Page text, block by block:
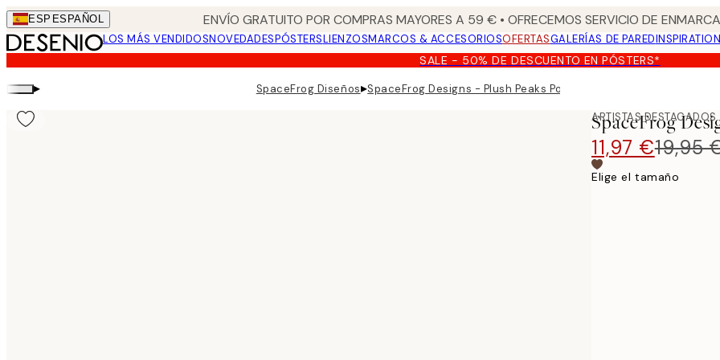
Skip
to
main
content.
ESP ESPAÑOL ENVÍO GRATUITO POR COMPRAS MAYORES A 59 € • OFRECEMOS SERVICIO DE
LOS MÁS VENDIDOSNOVEDADESPÓSTERSLIENZOSMARCOS & ACCESORIOSOFERTASGALERÍAS DE PARED
SALE - 50% DE DESCUENTO EN PÓSTERS*
▸ SpaceFrog Diseños▸SpaceFrog Designs - Plush Peaks Poster
ARTISTAS DESTACADOS
SpaceFrog
11,97 €19,95
Elige el tamaño